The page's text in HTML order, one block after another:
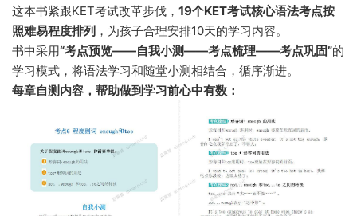
这本书紧跟KET考试改革步伐， 19个KET考试核心语法考点按
照难易程度排列 ，为孩子合理安排10天的学习内容。
书中采用“考点预览——自我小测——考点梳理——考点巩固”的
学习模式，将语法学习和随堂小测相结合，循序渐进。
每章自测内容，帮助做到学习前心中有数：